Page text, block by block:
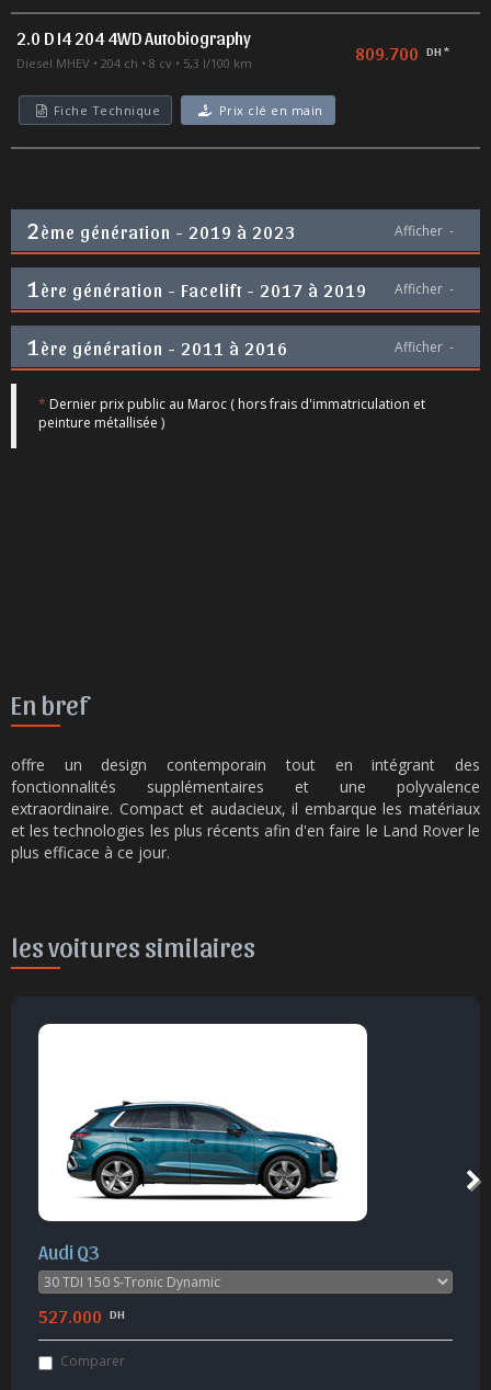
2.0 D I4 204 4WD Autobiography
Diesel MHEV 204 ch 8 cv 5,3 l/100 km 809.700 DH *
Fiche Technique Prix clé en main
2ème génération - 2019 à 2023 Afficher -
1ère génération - Facelift - 2017 à 2019 Afficher -
1ère génération - 2011 à 2016 Afficher -
* Dernier prix public au Maroc ( hors frais d'immatriculation et
peinture métallisée )
En bref
offre un design contemporain tout en intégrant des
fonctionnalités supplémentaires et une polyvalence
extraordinaire. Compact et audacieux, il embarque les matériaux
et les technologies les plus récents afin d'en faire le Land Rover le
plus efficace à ce jour.
les voitures similaires
Audi Q3
527.000 DH
Comparer